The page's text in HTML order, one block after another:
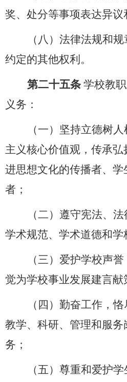
奖、处分等事项表达异议
（八）法律法规和
约定的其他权利。
第二十五条 学校教
义务：
（一）坚持立德树
主义核心价值观，传承
进思想文化的传播者、
者；
（二）遵守宪法、
学术规范、学术道德和学
（三）爱护学校声
觉为学校事业发展建言献
（四）勤奋工作，
教学、科研、管理和服
务；
（五）尊重和爱护